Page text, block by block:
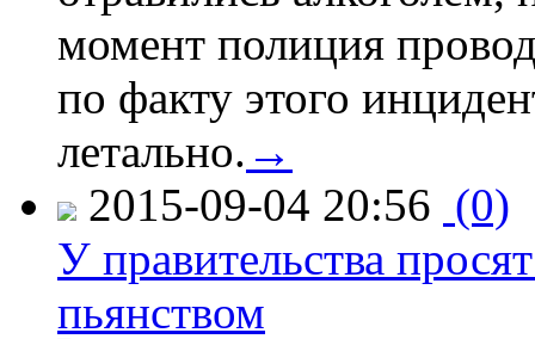
момент полиция
по факту этого
летально. →
2015-09-04 20:56 (0)
У правительства
пьянством